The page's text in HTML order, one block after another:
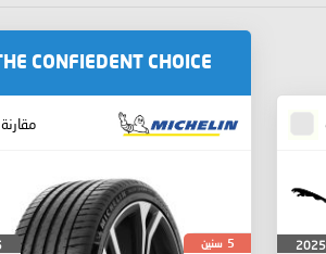
2025
CONFIEDENT CHOICE
مقارنة
5 سنين